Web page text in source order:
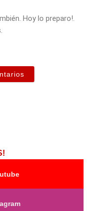
Hoy lo preparo!.